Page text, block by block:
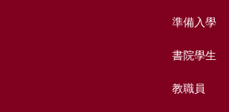
準備入學
書院學生
教職員